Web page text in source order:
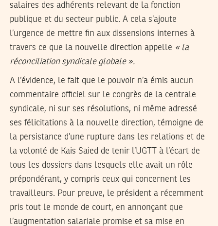
salaires des adhérents relevant de la fonction
publique et du secteur public. A cela s’ajoute
l’urgence de mettre fin aux dissensions internes à
travers ce que la nouvelle direction appelle « la
réconciliation syndicale globale ».
A l’évidence, le fait que le pouvoir n’a émis aucun
commentaire officiel sur le congrès de la centrale
syndicale, ni sur ses résolutions, ni même adressé
ses félicitations à la nouvelle direction, témoigne de
la persistance d’une rupture dans les relations et de
la volonté de Kais Saied de tenir l’UGTT à l’écart de
tous les dossiers dans lesquels elle avait un rôle
prépondérant, y compris ceux qui concernent les
travailleurs. Pour preuve, le président a récemment
pris tout le monde de court, en annonçant que
l’augmentation salariale promise et sa mise en